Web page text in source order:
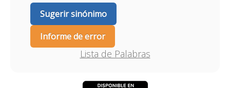
Sugerir sinónimo
Informe de error
Lista de Palabras